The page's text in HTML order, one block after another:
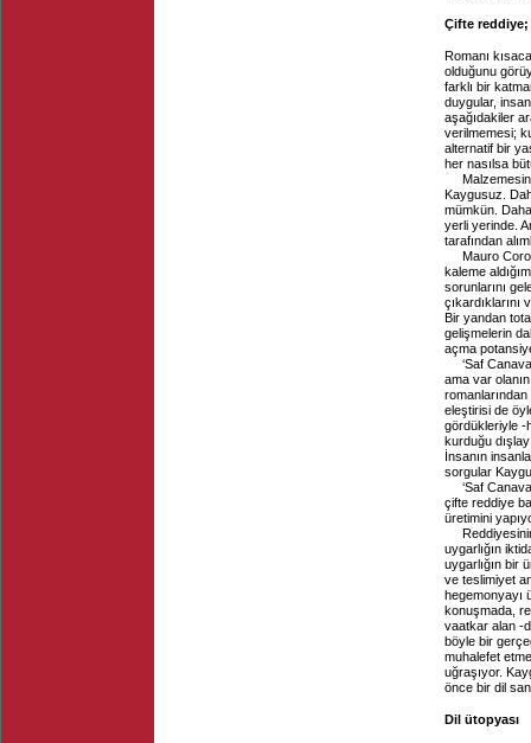
Çifte reddiye;
Romanı
olduğunu
farklı bir
duygular,
aşağıdakiler
verilmemesi;
alternatif bir
her nasılsa
Kaygusuz.
mümkün.
yerli yerinde.
tarafından
Mauro
kaleme
sorunlarını
Bir yandan
gelişmelerin
açma
‘Saf
ama var
eleştirisi de
gördükleriyle -
kurduğu
İnsanın
sorgular
‘Saf
çifte reddiye
üretimini
uygarlığın
uygarlığın bir
ve teslimiyet
hegemonyayı
konuşmada,
vaatkar alan -
böyle bir
muhalefet
uğraşıyor.
önce bir dil
Dil ütopyası